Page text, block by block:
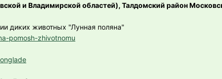
и Владимирской областей), Талдомский район
диких животных "Лунная поляна"
pomosh-zhivotnomu